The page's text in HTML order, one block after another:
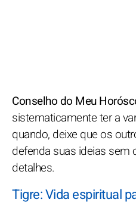
Conselho do Meu
sistematicamente ter a
quando, deixe que os
defenda suas ideias sem
detalhes.
Tigre: Vida espiritual